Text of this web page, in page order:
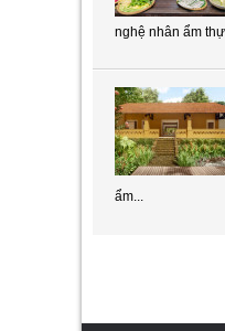
nghệ nhân ẩm
ẩm...